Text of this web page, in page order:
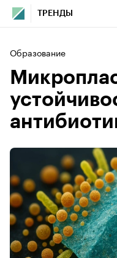
ТРЕНДЫ
Образование